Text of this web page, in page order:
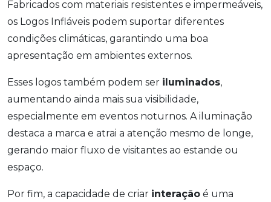
Fabricados com materiais resistentes e impermeáveis,
os Logos Infláveis podem suportar diferentes
condições climáticas, garantindo uma boa
apresentação em ambientes externos.
Esses logos também podem ser iluminados,
aumentando ainda mais sua visibilidade,
especialmente em eventos noturnos. A iluminação
destaca a marca e atrai a atenção mesmo de longe,
gerando maior fluxo de visitantes ao estande ou
espaço.
Por fim, a capacidade de criar interação é uma